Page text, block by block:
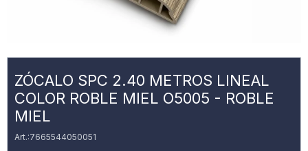
ZÓCALO SPC 2.40 METROS LINEAL
COLOR ROBLE MIEL O5005 - ROBLE
MIEL
7665544050051